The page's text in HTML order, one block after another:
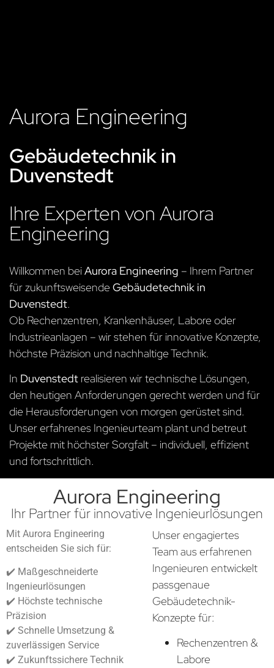
Aurora Engineering
Gebäudetechnik in
Duvenstedt
Ihre Experten von Aurora
Engineering
Willkommen beiAurora Engineering – Ihrem Partner
für zukunftsweisendeGebäudetechnik in
Duvenstedt.
Ob Rechenzentren, Krankenhäuser, Labore oder
Industrieanlagen – wir stehen für innovative Konzepte,
höchste Präzision und nachhaltige Technik.
In Duvenstedt realisieren wir technische Lösungen,
den heutigen Anforderungen gerecht werden und für
die Herausforderungen von morgen gerüstet sind.
Unser erfahrenes Ingenieurteam plant und betreut
Projekte mit höchster Sorgfalt – individuell, effizient
und fortschrittlich.
Aurora Engineering
Ihr Partner für innovative Ingenieurlösungen
Mit Aurora Engineering
entscheiden Sie sich für:
✔️ Maßgeschneiderte
Ingenieurlösungen
✔️ Höchste technische
Präzision
✔️ Schnelle Umsetzung &
zuverlässigen Service
✔️ Zukunftssichere Technik
Unser engagiertes
Team aus erfahrenen
Ingenieuren entwickelt
passgenaue
Gebäudetechnik-
Konzepte für:
Rechenzentren &
Labore